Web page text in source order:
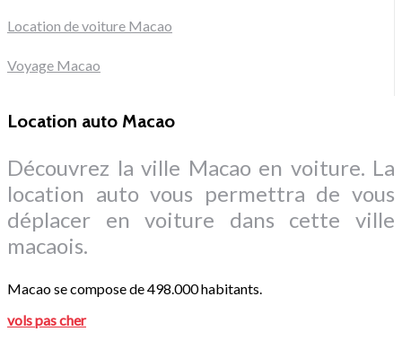
Location de voiture Macao
Voyage Macao
Location auto Macao
Découvrez la ville Macao en voiture. La
location auto vous permettra de vous
déplacer en voiture dans cette ville
macaois.
Macao se compose de 498.000 habitants.
vols pas cher